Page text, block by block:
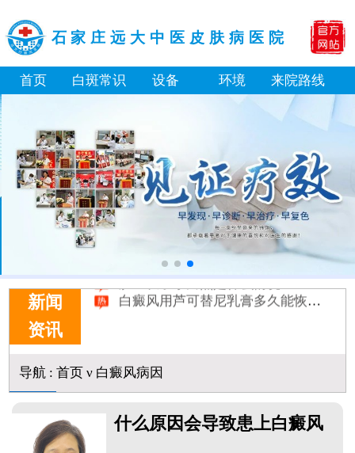
石家庄远大中医皮肤病医院
首页 白斑常识 设备 环境 来院路线
新闻
资讯
补骨脂泡酒真能治白癜风吗 有没有副作用
伍德灯下白斑比肉眼看到的更大正常吗
儿童下巴长小白点是什么原因
芦可替尼和他克莫司哪个治白癜风好
皮肤ct检测白斑对治疗有什么作用
白斑摸着光滑边界清晰有可能是哪种皮肤病
白癜风长期用激素药膏会有副作用吗
伍德灯结果显示亮白色荧光代表什么意思
脸上长了小白点是什么情况
白癜风用芦可替尼乳膏多久能恢复正常色
导航: 首页ν 白癜风病因
什么原因会导致患上白癜风